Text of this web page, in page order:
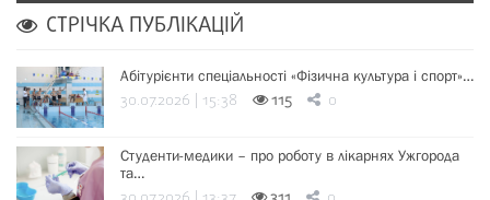
СТРІЧКА ПУБЛІКАЦІЙ
Абітурієнти спеціальності «Фізична культура і спорт»…
30.07.2026 | 15:38 115 0
Студенти-медики – про роботу в лікарнях Ужгорода
та…